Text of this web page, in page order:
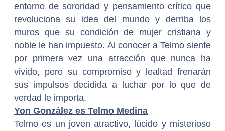
entorno de sororidad y pensamiento crítico que
revoluciona su idea del mundo y derriba los
muros que su condición de mujer cristiana y
noble le han impuesto. Al conocer a Telmo siente
por primera vez una atracción que nunca ha
vivido, pero su compromiso y lealtad frenarán
sus impulsos decidida a luchar por lo que de
verdad le importa.
Yon González es Telmo Medina
Telmo es un joven atractivo, lúcido y misterioso